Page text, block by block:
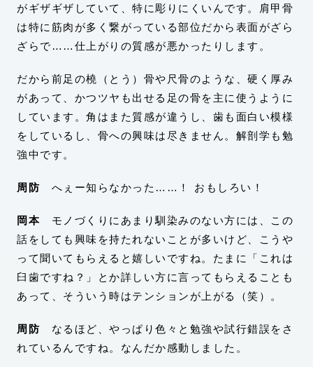
がギザギザしていて、特に彫りにくいんです。肩甲骨
は特に筋肉が多く繋がっている部位だから表面がざら
ざらで……仕上がりの質感が悪かったりします。
だから前足の橈（とう）骨や尺骨のような、硬く厚み
があって、かつツヤも出せる足の骨を主に使うように
しています。角はまた質感が違うし、歯も面白い模様
をしているし、骨への興味は尽きません。解剖学も勉
強中です。
周防 へぇー知らなかった……！ おもしろい！
岡本 モノづくりにあまり馴染みのない方には、この
話をしても興味を持たれないことが多いけど、こうや
って聞いてもらえると嬉しいですね。たまに「これは
臼歯ですね？」とか詳しい方に言ってもらえることも
あって、そういう時はテンションが上がる（笑）。
周防 なるほど、やっぱり色々と勉強や試行錯誤をさ
れているんですね。なんだか感動しました。